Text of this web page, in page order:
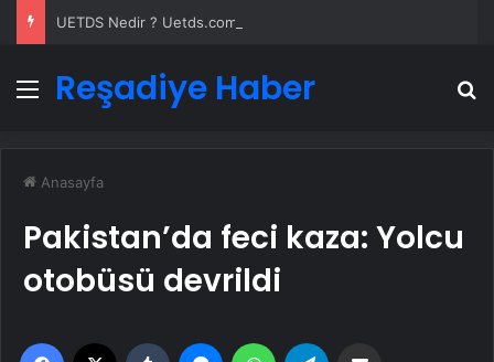
Menü
Reşadiye Haber
Anasayfa
Pakistan’da feci kaza: Yolcu
otobüsü devrildi
Facebook Tumblr MessengerWhatsApp